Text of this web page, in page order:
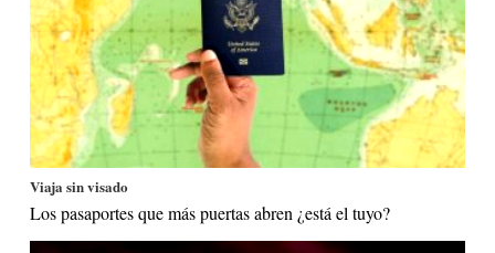
Viaja sin visado
Los pasaportes que más puertas abren ¿está el tuyo?